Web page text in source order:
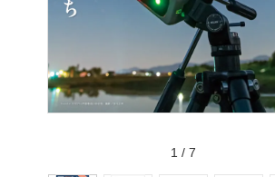
1 / 7